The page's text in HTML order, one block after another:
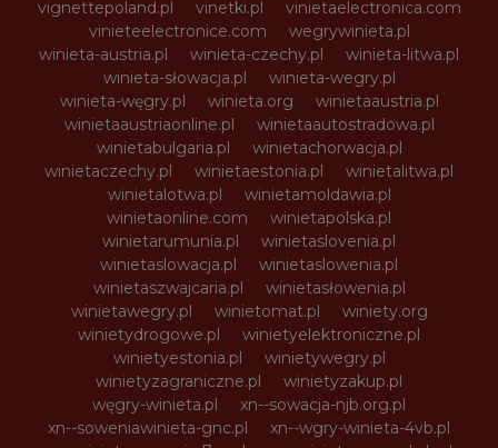
vignettepoland.pl
vinetki.pl
vinietaelectronica.com
vinieteelectronice.com
wegrywinieta.pl
winieta-austria.pl
winieta-czechy.pl
winieta-litwa.pl
winieta-słowacja.pl
winieta-wegry.pl
winieta-węgry.pl
winieta.org
winietaaustria.pl
winietaaustriaonline.pl
winietaautostradowa.pl
winietabulgaria.pl
winietachorwacja.pl
winietaczechy.pl
winietaestonia.pl
winietalitwa.pl
winietalotwa.pl
winietamoldawia.pl
winietaonline.com
winietapolska.pl
winietarumunia.pl
winietaslovenia.pl
winietaslowacja.pl
winietaslowenia.pl
winietaszwajcaria.pl
winietasłowenia.pl
winietawegry.pl
winietomat.pl
winiety.org
winietydrogowe.pl
winietyelektroniczne.pl
winietyestonia.pl
winietywegry.pl
winietyzagraniczne.pl
winietyzakup.pl
węgry-winieta.pl
xn--sowacja-njb.org.pl
xn--soweniawinieta-gnc.pl
xn--wgry-winieta-4vb.pl